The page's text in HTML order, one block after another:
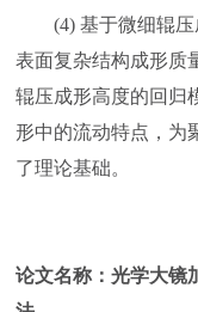
(4) 基于微细辊
表面复杂结构成形质
辊压成形高度的回归
形中的流动特点，为
了理论基础。
论文名称：光学大镜